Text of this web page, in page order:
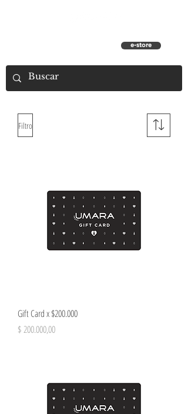
e-store
Filtro
Gift Card x $200.000
Precio
$ 200.000,00